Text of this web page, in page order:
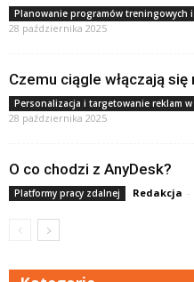
Planowanie programów treningowych
28 października 2025
Czemu ciągle włączają się
Personalizacja i targetowanie reklam
28 października 2025
O co chodzi z AnyDesk?
Platformy pracy zdalnej Redakcja -